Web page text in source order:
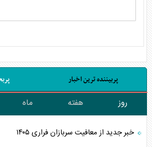
پربیننده ترین اخبار
روز هفته ماه
خبر جدید از معافیت سربازان فراری ۱۴۰۵